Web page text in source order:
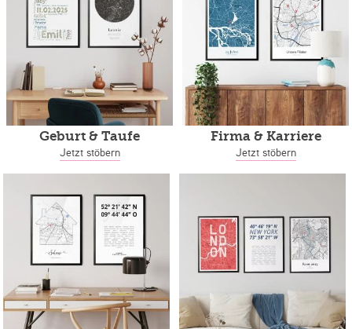
Geburt & Taufe
Jetzt stöbern
Firma & Karriere
Jetzt stöbern